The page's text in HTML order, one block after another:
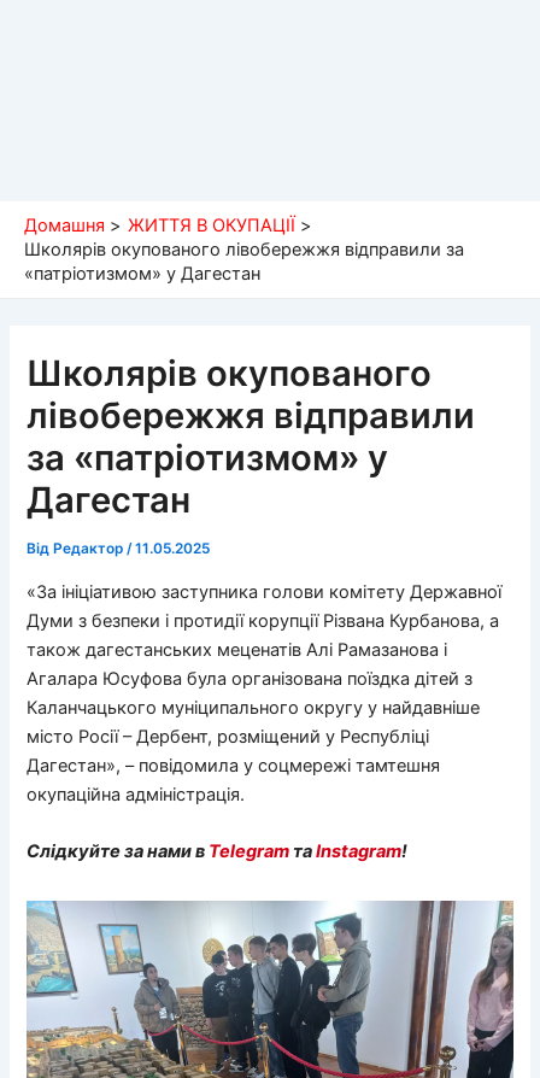
Домашня
ЖИТТЯ В ОКУПАЦІЇ
Школярів окупованого лівобережжя відправили за
«патріотизмом» у Дагестан
Школярів окупованого
лівобережжя відправили
за «патріотизмом» у
Дагестан
Від Редактор/11.05.2025
«За ініціативою заступника голови комітету Державної
Думи з безпеки і протидії корупції Різвана Курбанова, а
також дагестанських меценатів Алі Рамазанова і
Агалара Юсуфова була організована поїздка дітей з
Каланчацького муніципального округу у найдавніше
місто Росії – Дербент, розміщений у Республіці
Дагестан», – повідомила у соцмережі тамтешня
окупаційна адміністрація.
Слідкуйте за нами в Telegram таInstagram!